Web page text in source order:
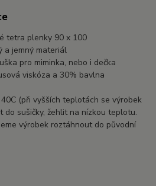
tetra plenky 90 x 100
a jemný materiál
pro miminka, nebo i dečka
viskóza a 30% bavlna
(při vyšších teplotách se výrobek
do sušičky, žehlit na nízkou teplotu.
výrobek roztáhnout do původní